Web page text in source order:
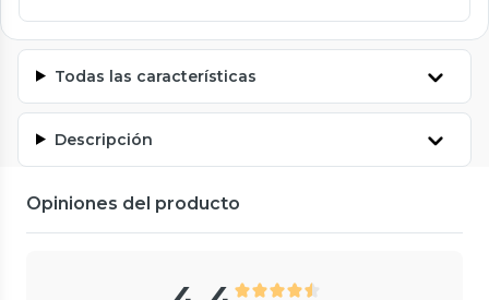
Todas las características
Descripción
Opiniones del producto